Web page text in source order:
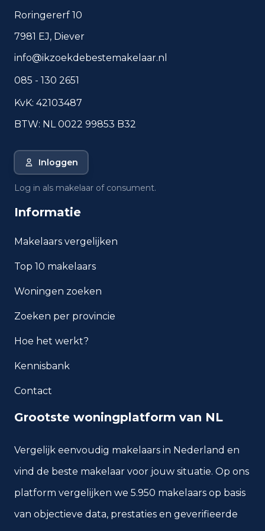
Veelgestelde vragen over
wonen in Roosendaal
Korte antwoorden op basis van actuele
vergelijking van de woonomgeving.
Roosendaal?
waarde in Roosendaal?
inkomen per inwoner in
Roosendaal?
Roosendaal?
Welke woningtypen komen
het meest voor in Roosendaal?
Roringererf 10
7981 EJ, Diever
info@ikzoekdebestemakelaar.nl
085 - 130 2651
KvK: 42103487
BTW: NL 0022 99853 B32
Inloggen
Log in als makelaar of consument.
Informatie
Makelaars vergelijken
Top 10 makelaars
Woningen zoeken
Zoeken per provincie
Hoe het werkt?
Kennisbank
Contact
Grootste woningplatform van NL
Vergelijk eenvoudig makelaars in Nederland en
vind de beste makelaar voor jouw situatie. Op ons
platform vergelijken we 5.950 makelaars op basis
van objectieve data, prestaties en geverifieerde